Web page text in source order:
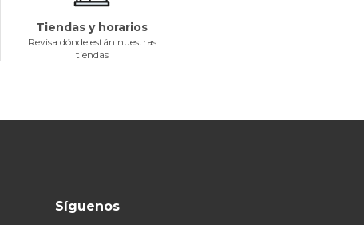
Tiendas y horarios
Revisa dónde están nuestras
tiendas
Síguenos